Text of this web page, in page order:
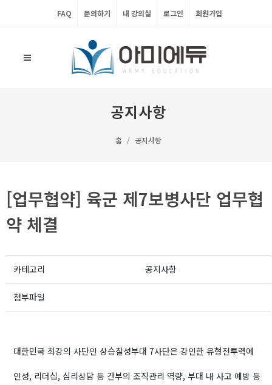
FAQ 문의하기 내 강의실 로그인 회원가입
공지사항
홈 공지사항
[업무협약] 육군 제7보병사단 업무협
약 체결
카테고리 공지사항
첨부파일
대한민국 최강의 사단인 상승칠성부대 7사단은 강인한 유형전투력에
인성, 리더십, 심리상담 등 간부의 조직관리 역량, 부대 내 사고 예방 등